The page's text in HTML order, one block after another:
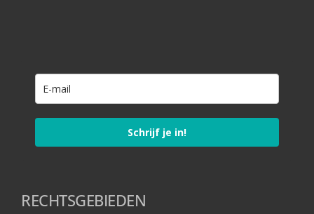
Schrijf je in!
RECHTSGEBIEDEN